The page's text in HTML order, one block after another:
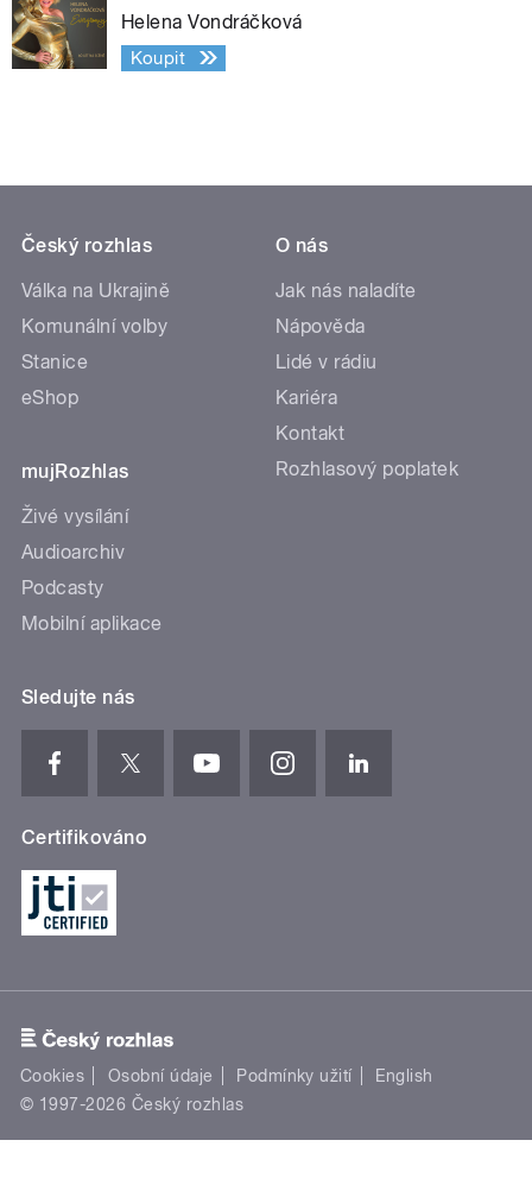
Helena Vondráčková
Koupit
Český rozhlas
Válka na Ukrajině
Komunální volby
Stanice
eShop
mujRozhlas
Živé vysílání
Audioarchiv
Podcasty
Mobilní aplikace
O nás
Jak nás naladíte
Nápověda
Lidé v rádiu
Kariéra
Kontakt
Rozhlasový poplatek
Sledujte nás
Certifikováno
Cookies Osobní údaje Podmínky užití
English
© 1997-2026 Český rozhlas